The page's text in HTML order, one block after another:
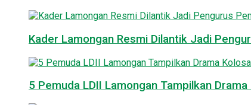
Kader Lamongan Resmi Dilantik Jadi
5 Pemuda LDII Lamongan Tampilkan